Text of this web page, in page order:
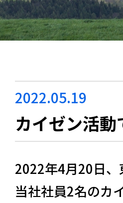
2022.05.19
カイゼン活
2022年4月20日
当社社員2名のカ